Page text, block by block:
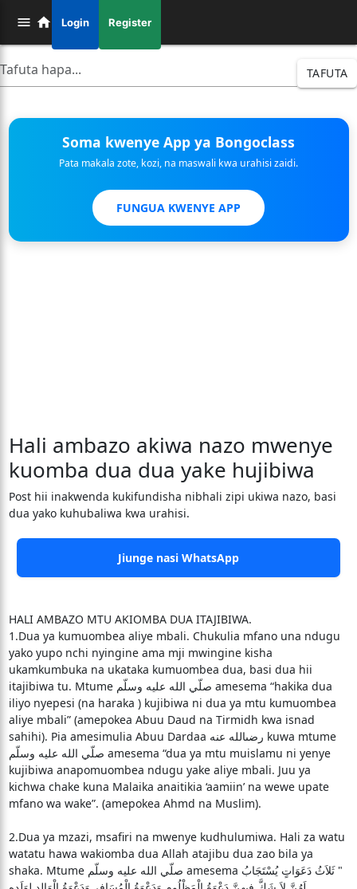
Login Register
TAFUTA
Soma kwenye App ya Bongoclass
Pata makala zote, kozi, na maswali kwa urahisi zaidi.
FUNGUA KWENYE APP
Hali ambazo akiwa nazo mwenye
kuomba dua dua yake hujibiwa
Post hii inakwenda kukifundisha nibhali zipi ukiwa nazo, basi
dua yako kuhubaliwa kwa urahisi.
Jiunge nasi WhatsApp
HALI AMBAZO MTU AKIOMBA DUA ITAJIBIWA.
1.Dua ya kumuombea aliye mbali. Chukulia mfano una ndugu
yako yupo nchi nyingine ama mji mwingine kisha
ukamkumbuka na ukataka kumuombea dua, basi dua hii
itajibiwa tu. Mtume صلّي الله عليه وسلّم amesema “hakika dua
iliyo nyepesi (na haraka ) kujibiwa ni dua ya mtu kumuombea
aliye mbali” (amepokea Abuu Daud na Tirmidh kwa isnad
sahihi). Pia amesimulia Abuu Dardaa رضىالله عنه kuwa mtume
صلّي الله عليه وسلّم amesema “dua ya mtu muislamu ni yenye
kujibiwa anapomuombea ndugu yake aliye mbali. Juu ya
kichwa chake kuna Malaika anaitikia ‘aamiin’ na wewe upate
mfano wa wake”. (amepokea Ahmd na Muslim).
2.Dua ya mzazi, msafiri na mwenye kudhulumiwa. Hali za watu
watatu hawa wakiomba dua Allah atajibu dua zao bila ya
shaka. Mtume صلّي الله عليه وسلّم amesema ‏ "‏ ثَلاَثُ دَعَوَاتٍ يُسْتَجَابُ